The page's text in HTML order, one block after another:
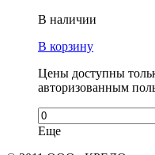
В наличии
В корзину
Цены доступны
авторизованным
Еще